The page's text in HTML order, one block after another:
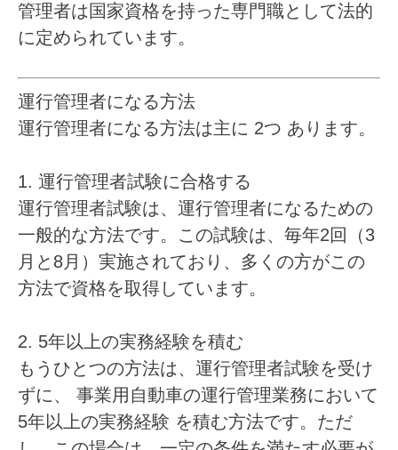
管理者は国家資格を持った専門職として法的
に定められています。
運行管理者になる方法
運行管理者になる方法は主に 2つ あります。
1. 運行管理者試験に合格する
運行管理者試験は、運行管理者になるための
一般的な方法です。この試験は、毎年2回（3
月と8月）実施されており、多くの方がこの
方法で資格を取得しています。
2. 5年以上の実務経験を積む
もうひとつの方法は、運行管理者試験を受け
ずに、 事業用自動車の運行管理業務において
5年以上の実務経験 を積む方法です。ただ